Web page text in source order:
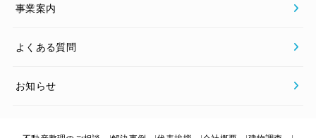
事業案内
よくある質問
お知らせ